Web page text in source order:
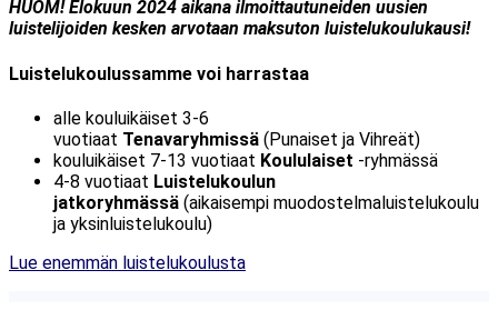
HUOM! Elokuun 2024 aikana ilmoittautuneiden uusien
luistelijoiden kesken arvotaan maksuton luistelukoulukausi!
Luistelukoulussamme voi harrastaa
alle kouluikäiset 3-6
vuotiaat Tenavaryhmissä (Punaiset ja Vihreät)
kouluikäiset 7-13 vuotiaat Koululaiset -ryhmässä
4-8 vuotiaat Luistelukoulun
jatkoryhmässä (aikaisempi muodostelmaluistelukoulu
ja yksinluistelukoulu)
Lue enemmän luistelukoulusta